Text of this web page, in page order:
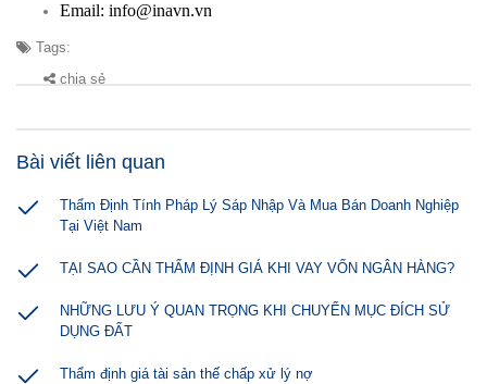
Email: info@inavn.vn
Tags:
chia sẻ
Bài viết liên quan
Thẩm Định Tính Pháp Lý Sáp Nhập Và Mua Bán Doanh Nghiệp
Tại Việt Nam
TẠI SAO CẦN THẨM ĐỊNH GIÁ KHI VAY VỐN NGÂN HÀNG?
NHỮNG LƯU Ý QUAN TRỌNG KHI CHUYỂN MỤC ĐÍCH SỬ
DỤNG ĐẤT
Thẩm định giá tài sản thế chấp xử lý nợ